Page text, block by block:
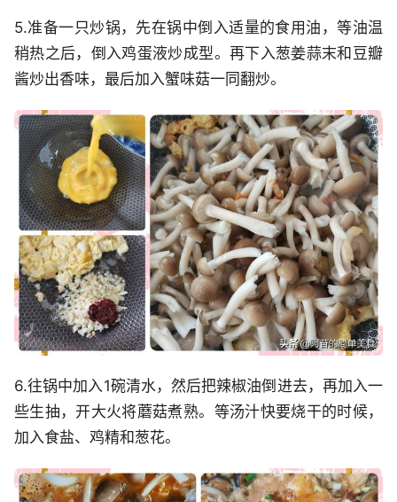
5.准备一只炒锅，先在锅中倒入适量的食用油，等油温
稍热之后，倒入鸡蛋液炒成型。再下入葱姜蒜末和豆瓣
酱炒出香味，最后加入蟹味菇一同翻炒。
6.往锅中加入1碗清水，然后把辣椒油倒进去，再加入一
些生抽，开大火将蘑菇煮熟。等汤汁快要烧干的时候，
加入食盐、鸡精和葱花。